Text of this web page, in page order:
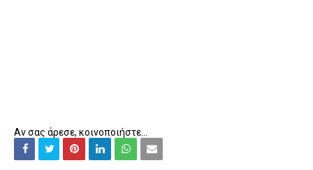
Αν σας άρεσε, κοινοποιήστε...